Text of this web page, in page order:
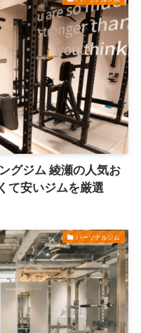
グジム 綾瀬の人気お
て安いジムを厳選
パーソナルジム